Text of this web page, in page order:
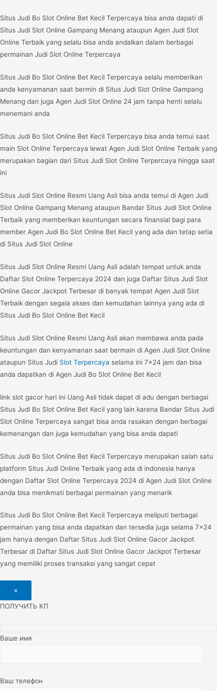
Situs Judi Bo Slot Online Bet Kecil Terpercaya bisa anda dapati di
Situs Judi Slot Online Gampang Menang ataupun Agen Judi Slot
Online Terbaik yang selalu bisa anda andalkan dalam berbagai
permainan Judi Slot Online Terpercaya
Situs Judi Bo Slot Online Bet Kecil Terpercaya selalu memberikan
anda kenyamanan saat bermin di Situs Judi Slot Online Gampang
Menang dan juga Agen Judi Slot Online 24 jam tanpa henti selalu
menemani anda
Situs Judi Bo Slot Online Bet Kecil Terpercaya bisa anda temui saat
main Slot Online Terpercaya lewat Agen Judi Slot Online Terbaik yang
merupakan bagian dari Situs Judi Slot Online Terpercaya hingga saat
ini
Situs Judi Slot Online Resmi Uang Asli bisa anda temui di Agen Judi
Slot Online Gampang Menang ataupun Bandar Situs Judi Slot Online
Terbaik yang memberikan keuntungan secara finansial bagi para
member Agen Judi Bo Slot Online Bet Kecil yang ada dan tetap setia
di Situs Judi Slot Online
Situs Judi Slot Online Resmi Uang Asli adalah tempat untuk anda
Daftar Slot Online Terpercaya 2024 dan juga Daftar Situs Judi Slot
Online Gacor Jackpot Terbesar di banyak tempat Agen Judi Slot
Terbaik dengan segala akses dan kemudahan lainnya yang ada di
Situs Judi Bo Slot Online Bet Kecil
Situs Judi Slot Online Resmi Uang Asli akan membawa anda pada
keuntungan dan kenyamanan saat bermain di Agen Judi Slot Online
ataupun Situs Judi Slot Terpercaya selama ini 7×24 jam dan bisa
anda dapatkan di Agen Judi Bo Slot Online Bet Kecil
link slot gacor hari ini Uang Asli tidak dapat di adu dengan berbagai
Situs Judi Bo Slot Online Bet Kecil yang lain karena Bandar Situs Judi
Slot Online Terpercaya sangat bisa anda rasakan dengan berbagai
kemenangan dan juga kemudahan yang bisa anda dapati
Situs Judi Bo Slot Online Bet Kecil Terpercaya merupakan salah satu
platform Situs Judi Online Terbaik yang ada di indonesia hanya
dengan Daftar Slot Online Terpercaya 2024 di Agen Judi Slot Online
anda bisa menikmati berbagai permainan yang menarik
Situs Judi Bo Slot Online Bet Kecil Terpercaya meliputi berbagai
permainan yang bisa anda dapatkan dan tersedia juga selama 7×24
jam hanya dengan Daftar Situs Judi Slot Online Gacor Jackpot
Terbesar di Daftar Situs Judi Slot Online Gacor Jackpot Terbesar
yang memiliki proses transaksi yang sangat cepat
×
ПОЛУЧИТЬ КП
Ваше имя
Ваш телефон